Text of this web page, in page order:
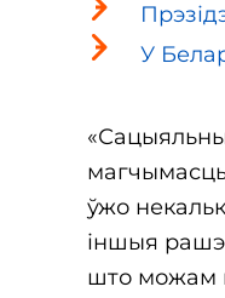
У
ўжо
іншыя
што можам